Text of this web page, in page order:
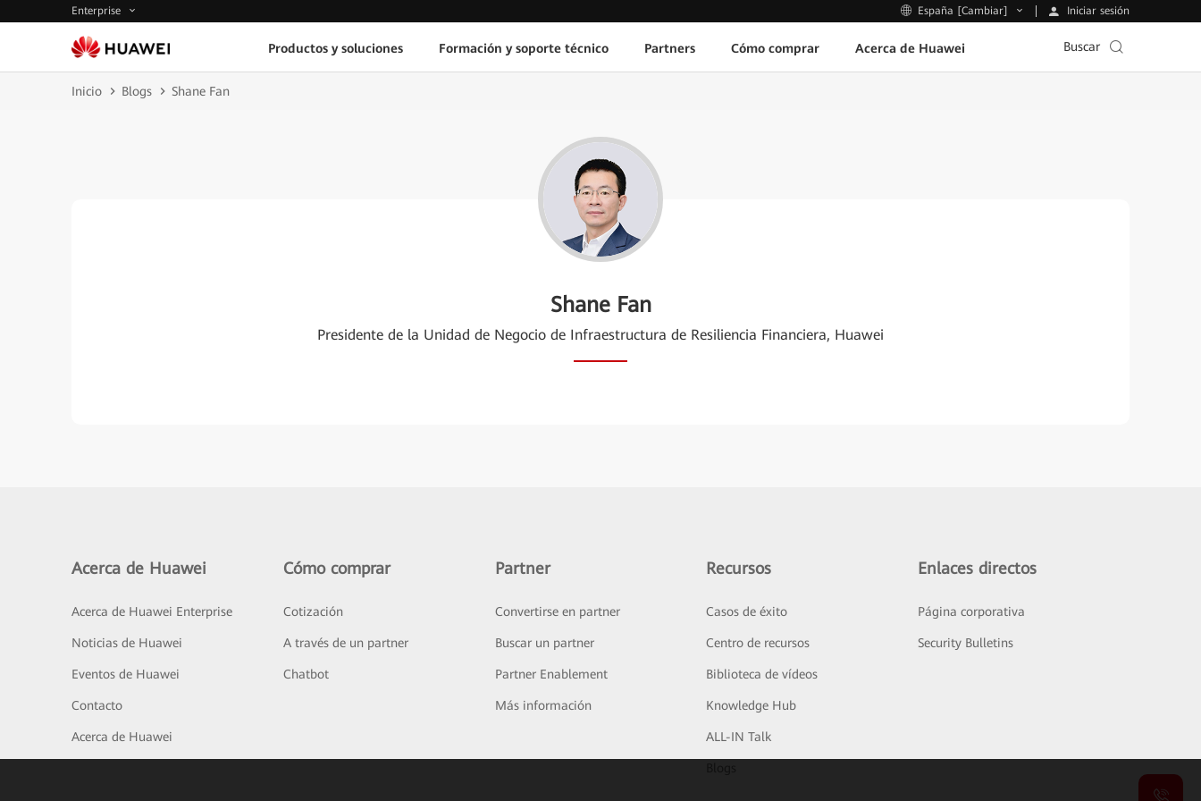
Enterprise España [Cambiar] Iniciar sesión
Productos y soluciones Formación y soporte técnico Partners Cómo comprar Acerca de Huawei Buscar
Inicio Blogs Shane Fan
Shane Fan
Presidente de la Unidad de Negocio de Infraestructura de Resiliencia Financiera, Huawei
Acerca de Huawei
Acerca de Huawei Enterprise
Noticias de Huawei
Eventos de Huawei
Contacto
Acerca de Huawei
Cómo comprar
Cotización
A través de un partner
Chatbot
Partner
Convertirse en partner
Buscar un partner
Partner Enablement
Más información
Recursos
Casos de éxito
Centro de recursos
Biblioteca de vídeos
Knowledge Hub
ALL-IN Talk
Enlaces directos
Página corporativa
Security Bulletins